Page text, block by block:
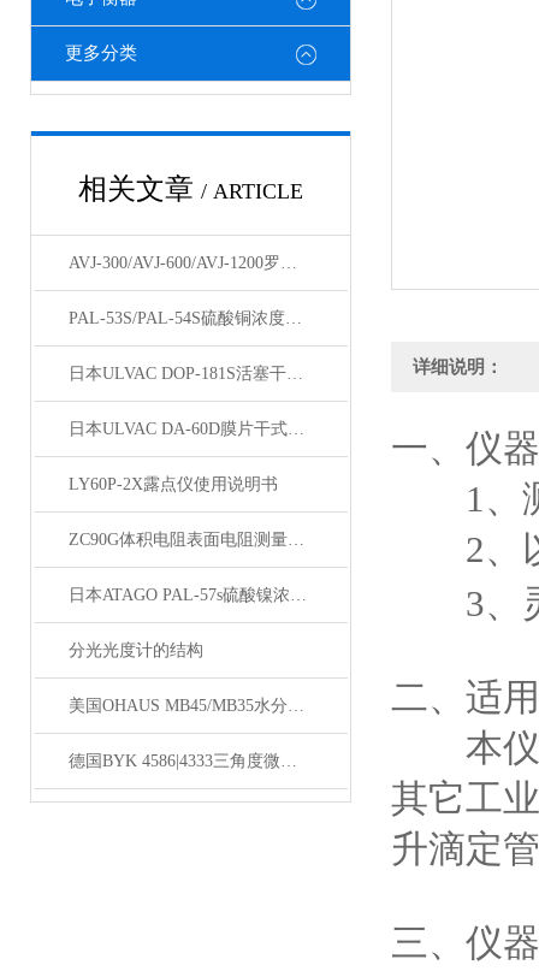
更多分类
相关文章 / ARTICLE
AVJ-300/AVJ-600/AVJ-1200罗茨式真空泵
PAL-53S/PAL-54S硫酸铜浓度计应用指导
日本ULVAC DOP-181S活塞干式真空泵技术资料
日本ULVAC DA-60D膜片干式真空技术资料
LY60P-2X露点仪使用说明书
ZC90G体积电阻表面电阻测量仪技术资料
日本ATAGO PAL-57s硫酸镍浓度计应用指导
分光光度计的结构
美国OHAUS MB45/MB35水分测定仪
德国BYK 4586|4333三角度微型光泽度仪
详细说明：
一、仪
1、测
2、以
3、灵
二、适
本仪
其它工
升滴定
三、仪